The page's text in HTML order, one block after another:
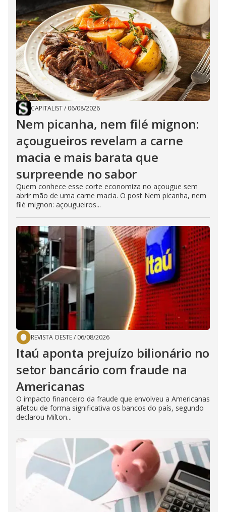
CAPITALIST/ 06/08/2026
Nem picanha, nem filé mignon:
açougueiros revelam a carne
macia e mais barata que
surpreende no sabor
Quem conhece esse corte economiza no açougue sem
abrir mão de uma carne macia. O post Nem picanha, nem
filé mignon: açougueiros...
REVISTA OESTE/ 06/08/2026
Itaú aponta prejuízo bilionário no
setor bancário com fraude na
Americanas
O impacto financeiro da fraude que envolveu a Americanas
afetou de forma significativa os bancos do país, segundo
declarou Milton...